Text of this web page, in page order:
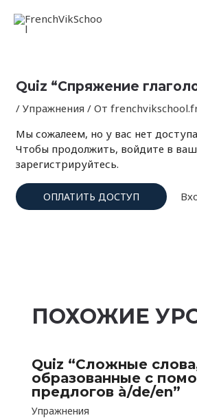
содержимому
Quiz “Спряжение
/Упражнения / От
Мы сожалеем, но у вас нет
Чтобы продолжить, войдите в ваш
зарегистрируйтесь.
ОПЛАТИТЬ ДОСТУП
по
записям
ПОХОЖИЕ
Quiz “Сложные
образованные с
предлогов à/de/en”
Упражнения